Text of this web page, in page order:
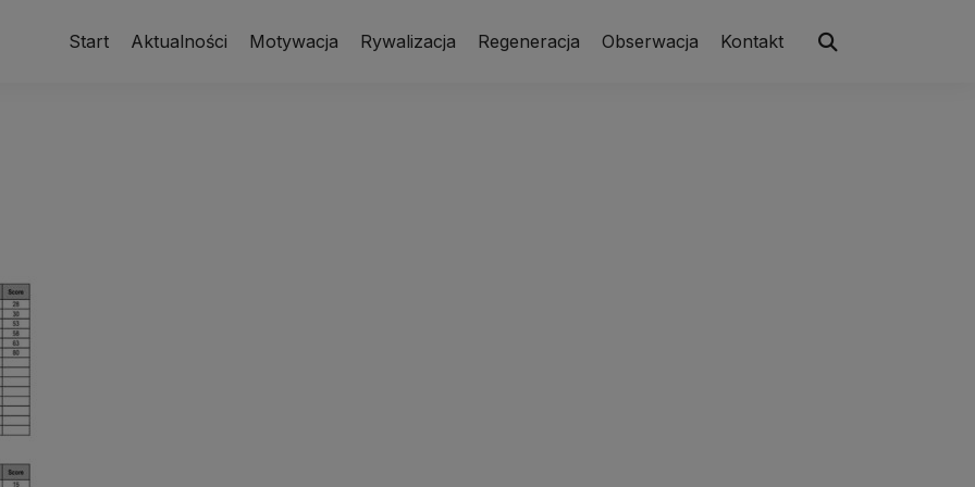
Start Aktualności Motywacja Rywalizacja Regeneracja Obserwacja Kontakt